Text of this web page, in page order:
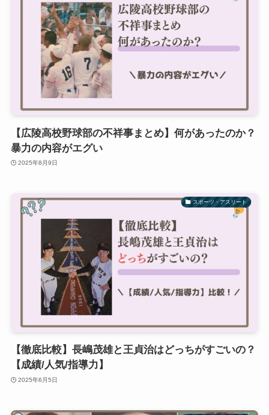
【広陵高校野球部の不祥事まとめ】何があったのか？
暴力の内容がエグい
2025年8月9日
スポーツ・アスリート
【徹底比較】長嶋茂雄と王貞治はどっちがすごいの？
【成績/人気/指導力】
2025年6月5日